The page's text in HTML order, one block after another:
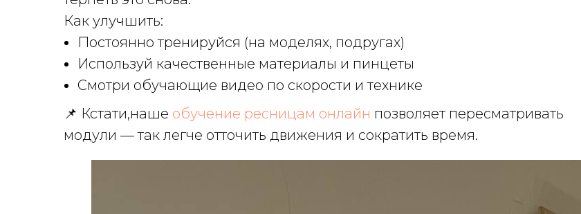
Как улучшить:
Постоянно тренируйся (на моделях, подругах)
Используй качественные материалы и пинцеты
Смотри обучающие видео по скорости и технике
📌 Кстати,наше обучение ресницам онлайн позволяет пересматривать
модули — так легче отточить движения и сократить время.